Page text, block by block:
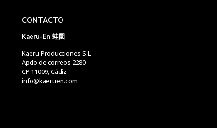
CONTACTO
Kaeru-En 蛙園
Kaeru Producciones S.L
Apdo de correos 2280
CP 11009, Cádiz
info@kaeruen.com